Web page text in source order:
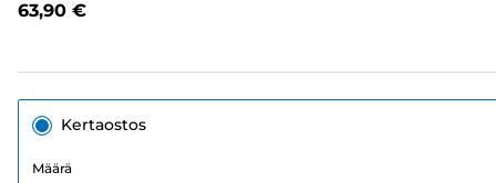
63,90 €
Kertaostos
Määrä